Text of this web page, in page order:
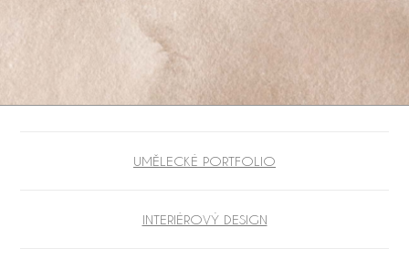
UMĚLECKÉ PORTFOLIO
INTERIÉROVÝ DESIGN